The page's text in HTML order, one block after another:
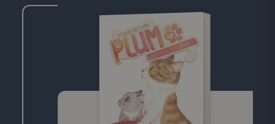
conquis, où se cachent ceux qui sauraient empêcher